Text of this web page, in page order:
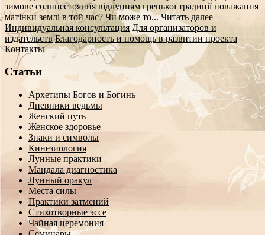
зимове солнцестояння відлунням грецької традиції поважання
матінки землі в той час? Чи може то...Читать далее
Индивидуальная консультация Для организаторов и
издательств Благодарность и помощь в развитии проекта
Контакты
Статьи
Архетипы Богов и Богинь
Дневники ведьмы
Женский путь
Женское здоровье
Знаки и символы
Кинезиология
Лунные практики
Мандала диагностика
Лунный оракул
Места силы
Практики затмений
Стихотворные эссе
Чайная церемония